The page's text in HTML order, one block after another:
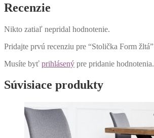
Recenzie
Nikto zatiaľ nepridal hodnotenie.
Pridajte prvú recenziu pre “Stolička Form žltá”
Musíte byť prihlásený pre pridanie hodnotenia.
Súvisiace produkty